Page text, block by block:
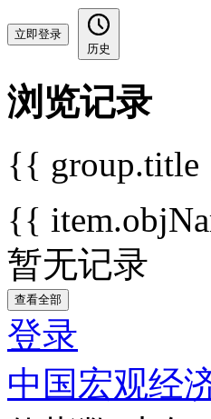
立即登录
历史
浏览记录
{{
{{
暂无记录
查看全部
登录
中国宏观经